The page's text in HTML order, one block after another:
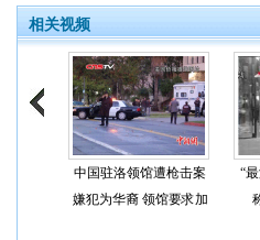
相关视频
中国驻洛领馆遭枪击案
嫌犯为华裔 领馆要求加
“